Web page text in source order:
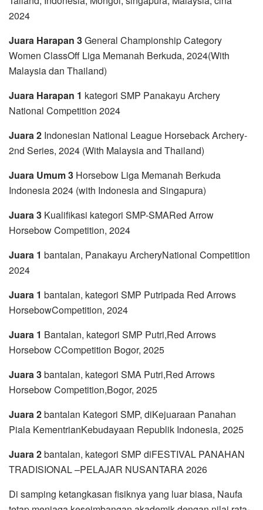
2024
Juara Harapan 3General Championship Category
Women ClassOff Liga Memanah Berkuda, 2024(With
Malaysia dan Thailand)
Juara Harapan 1 kategori SMP Panakayu Archery
National Competition 2024
Juara 2 Indonesian National League Horseback Archery-
2nd Series, 2024 (With Malaysia and Thailand)
Juara Umum 3 Horsebow Liga Memanah Berkuda
Indonesia 2024 (with Indonesia and Singapura)
Juara 3 Kualifikasi kategori SMP-SMARed Arrow
Horsebow Competition, 2024
Juara 1 bantalan, Panakayu ArcheryNational Competition
2024
Juara 1 bantalan, kategori SMP Putripada Red Arrows
HorsebowCompetition, 2024
Juara 1 Bantalan, kategori SMP Putri,Red Arrows
Horsebow CCompetition Bogor, 2025
Juara 3bantalan, kategori SMA Putri,Red Arrows
Horsebow Competition,Bogor, 2025
Juara 2bantalan Kategori SMP, diKejuaraan Panahan
Piala KementrianKebudayaan Republik Indonesia, 2025
Juara 2bantalan, kategori SMP diFESTIVAL PANAHAN
TRADISIONAL –PELAJAR NUSANTARA 2026
Di samping ketangkasan fisiknya yang luar biasa, Naufa